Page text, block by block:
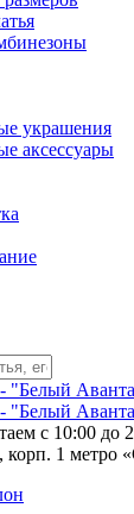
украшения
аксессуары
с 10:00 до
1 метро